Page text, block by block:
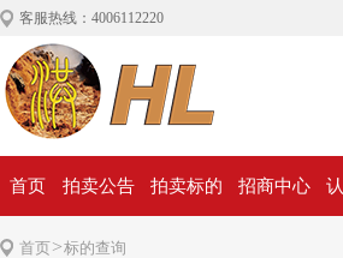
客服热线：4006112220
首页 拍卖公告 拍卖标的 招商中心
首页>标的查询